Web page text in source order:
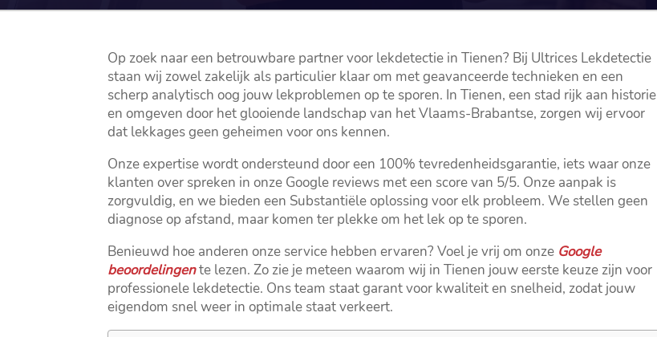
Op zoek naar een betrouwbare partner voor lekdetectie in Tienen? Bij Ultrices Lekdetectie
staan wij zowel zakelijk als particulier klaar om met geavanceerde technieken en een
scherp analytisch oog jouw lekproblemen op te sporen.​ In Tienen, een stad rijk aan historie
en omgeven door het glooiende landschap van het Vlaams-Brabantse, zorgen wij ervoor
dat lekkages geen geheimen voor ons kennen.​
Onze expertise wordt ondersteund door een 100% tevredenheidsgarantie, iets waar onze
klanten over spreken in onze Google reviews met een score van 5/5.​ Onze aanpak is
zorgvuldig, en we bieden een Substantiële oplossing voor elk probleem.​ We stellen geen
diagnose op afstand, maar komen ter plekke om het lek op te sporen.​
Benieuwd hoe anderen onze service hebben ervaren? Voel je vrij om onze Google
beoordelingente lezen.​ Zo zie je meteen waarom wij in Tienen jouw eerste keuze zijn voor
professionele lekdetectie.​ Ons team staat garant voor kwaliteit en snelheid, zodat jouw
eigendom snel weer in optimale staat verkeert.​